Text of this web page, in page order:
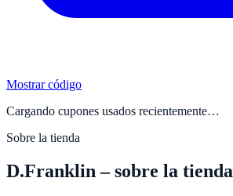
Mostrar código
Cargando cupones usados recientemente…
Sobre la tienda
D.Franklin – sobre la tienda